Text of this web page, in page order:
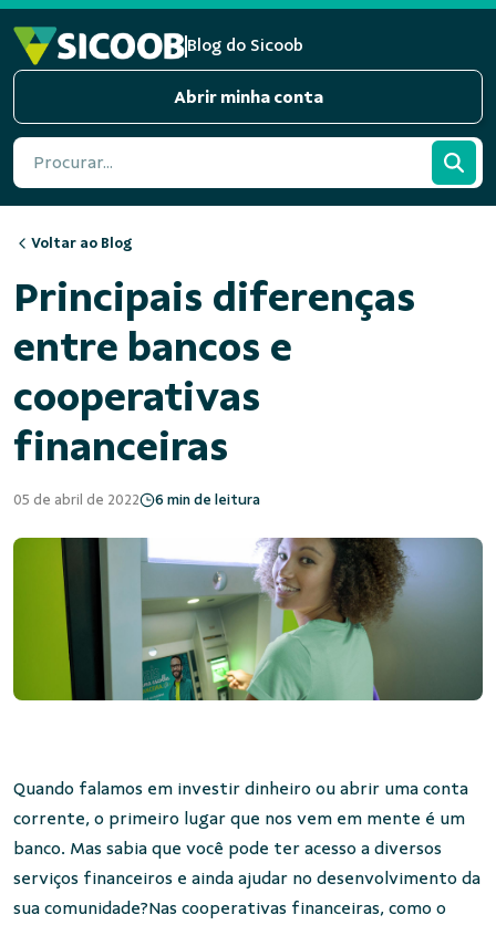
Blog do Sicoob
Abrir minha conta
Voltar ao Blog
Principais diferenças
entre bancos e
cooperativas
financeiras
05 de abril de 2022 6 min de leitura
Quando falamos em investir dinheiro ou abrir uma conta
corrente, o primeiro lugar que nos vem em mente é um
banco. Mas sabia que você pode ter acesso a diversos
serviços financeiros e ainda ajudar no desenvolvimento da
sua comunidade?Nas cooperativas financeiras, como o